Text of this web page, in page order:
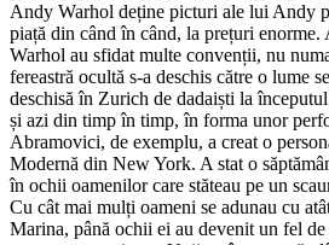
Andy Warhol deține picturi ale lui Andy
piață din când în când, la prețuri
Warhol au sfidat multe convenții, nu
fereastră ocultă s-a deschis către o lume
deschisă în Zurich de dadaiști la
și azi din timp în timp, în forma unor
Abramovici, de exemplu, a creat o
Modernă din New York. A stat o
în ochii oamenilor care stăteau pe un
Cu cât mai mulți oameni se adunau cu
Marina, până ochii ei au devenit un fel